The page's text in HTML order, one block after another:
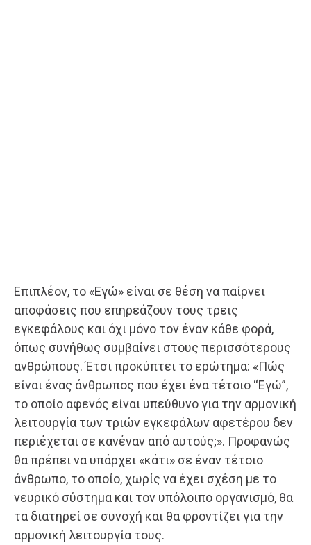
Επιπλέον, το «Εγώ» είναι σε θέση να παίρνει
αποφάσεις που επηρεάζουν τους τρεις
εγκεφάλους και όχι μόνο τον έναν κάθε φορά,
όπως συνήθως συμβαίνει στους περισσότερους
ανθρώπους. Έτσι προκύπτει το ερώτημα: «Πώς
είναι ένας άνθρωπος που έχει ένα τέτοιο “Εγώ”,
το οποίο αφενός είναι υπεύθυνο για την αρμονική
λειτουργία των τριών εγκεφάλων αφετέρου δεν
περιέχεται σε κανέναν από αυτούς;». Προφανώς
θα πρέπει να υπάρχει «κάτι» σε έναν τέτοιο
άνθρωπο, το οποίο, χωρίς να έχει σχέση με το
νευρικό σύστημα και τον υπόλοιπο οργανισμό, θα
τα διατηρεί σε συνοχή και θα φροντίζει για την
αρμονική λειτουργία τους.